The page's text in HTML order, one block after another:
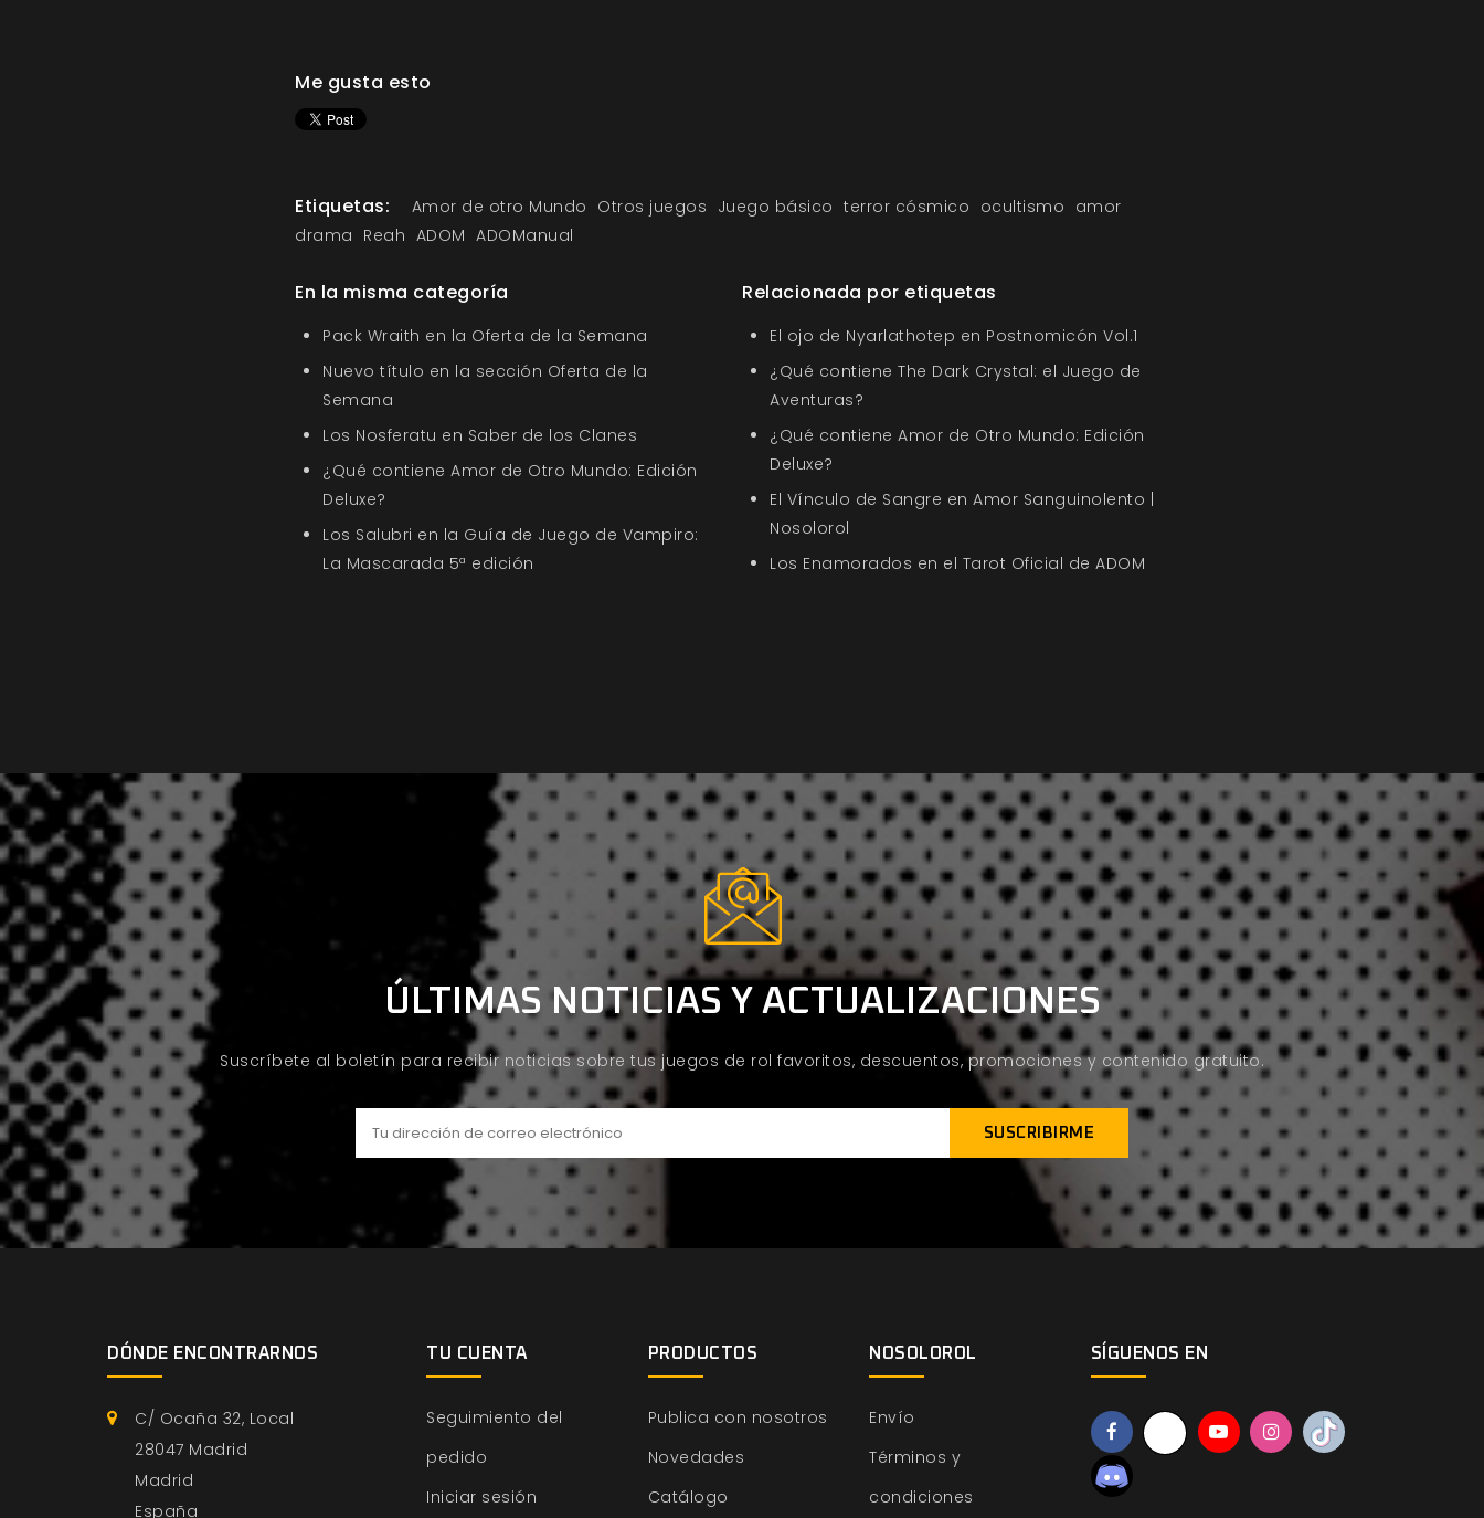
Me gusta esto
Etiquetas: Amor de otro Mundo Otros juegos Juego básico terror cósmico ocultismo amor
drama Reah ADOM ADOManual
En la misma categoría
Pack Wraith en la Oferta de la Semana
Nuevo título en la sección Oferta de la
Semana
Los Nosferatu en Saber de los Clanes
¿Qué contiene Amor de Otro Mundo: Edición
Deluxe?
Los Salubri en la Guía de Juego de Vampiro:
La Mascarada 5ª edición
Relacionada por etiquetas
El ojo de Nyarlathotep en Postnomicón Vol.1
¿Qué contiene The Dark Crystal: el Juego de
Aventuras?
¿Qué contiene Amor de Otro Mundo: Edición
Deluxe?
El Vínculo de Sangre en Amor Sanguinolento |
Nosolorol
Los Enamorados en el Tarot Oficial de ADOM
ÚLTIMAS NOTICIAS Y ACTUALIZACIONES
Suscríbete al boletín para recibir noticias sobre tus juegos de rol favoritos, descuentos, promociones y contenido gratuito.
DÓNDE ENCONTRARNOS
C/ Ocaña 32, Local
28047 Madrid
Madrid
España
TU CUENTA
Seguimiento del
pedido
Iniciar sesión
PRODUCTOS
Publica con nosotros
Novedades
Catálogo
NOSOLOROL
Envío
Términos y
condiciones
SÍGUENOS EN